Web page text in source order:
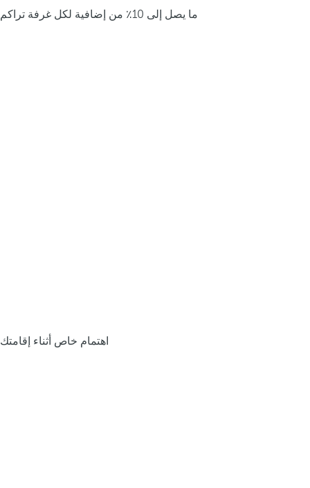
ما يصل إلى 10٪ من إضافية لكل غرفة تراكم
اهتمام خاص أثناء إقامتك